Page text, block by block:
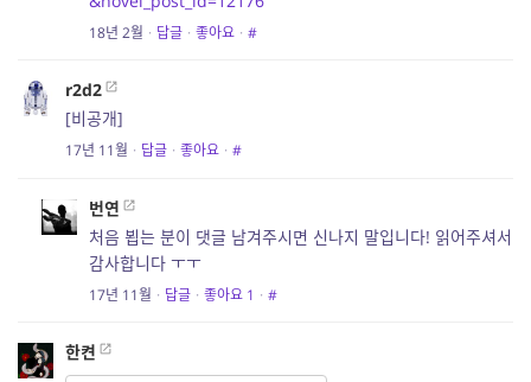
18년 2월 · 답글 · 좋아요 · #
r2d2
[비공개]
17년 11월 · 답글 · 좋아요 · #
번연
처음 뵙는 분이 댓글 남겨주시면 신나지 말입니다! 읽어주셔서
감사합니다 ㅜㅜ
17년 11월 · 답글 · 좋아요 1 · #
한켠